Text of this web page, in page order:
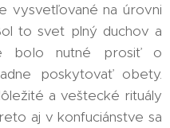
vysvetľované na úrovni
to svet plný duchov a
bolo nutné prosiť o
poskytovať obety.
a veštecké rituály
aj v konfuciánstve sa